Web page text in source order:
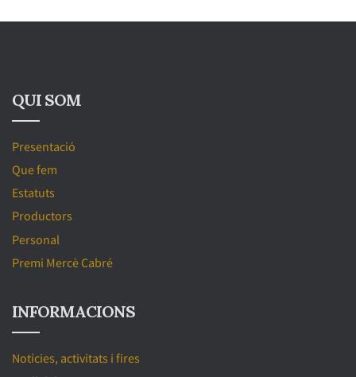
QUI SOM
Presentació
Que fem
Estatuts
Productors
Personal
Premi Mercè Cabré
INFORMACIONS
Notícies, activitats i fires